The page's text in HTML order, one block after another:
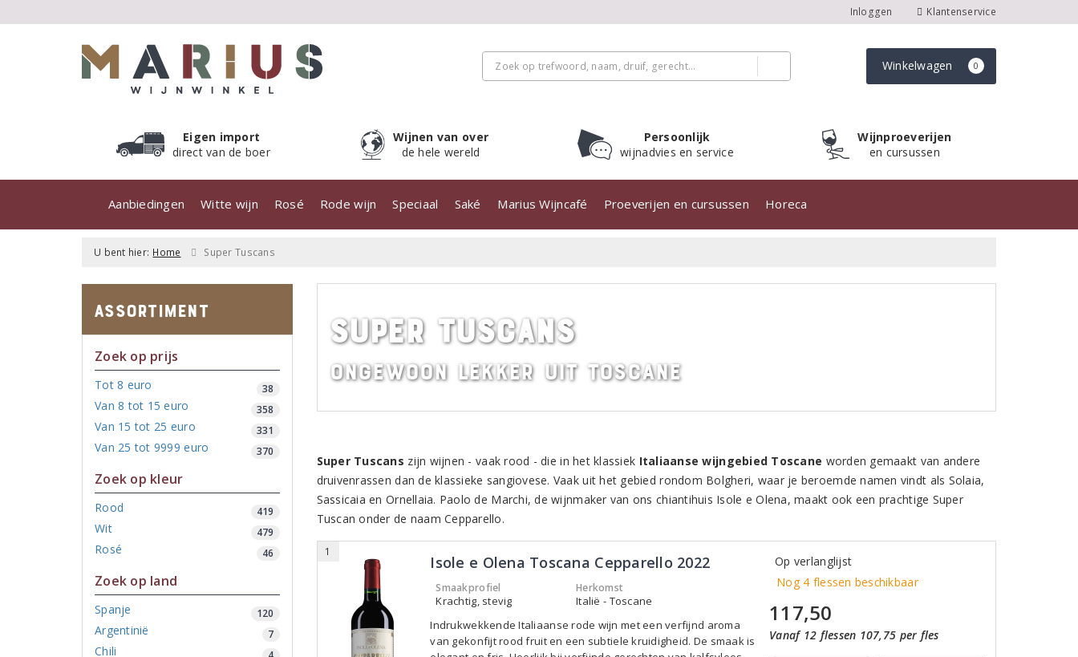
Inloggen Klantenservice
Winkelwagen 0
Eigen import
direct van de boer
Wijnen van over
de hele wereld
Persoonlijk
wijnadvies en service
Wijnproeverijen
en cursussen
Aanbiedingen Witte wijn Rosé Rode wijn Speciaal Saké Marius Wijncafé Proeverijen en cursussen Horeca
U bent hier: Home Super Tuscans
Assortiment
Zoek op prijs
Tot 8 euro 38
Van 8 tot 15 euro 358
Van 15 tot 25 euro 331
Van 25 tot 9999 euro 370
Zoek op kleur
Rood 419
Wit 479
Rosé 46
Zoek op land
Spanje 120
Argentinië 7
Chili
Super Tuscans
Ongewoon lekker uit Toscane
Super Tuscans zijn wijnen - vaak rood - die in het klassiek Italiaanse wijngebied Toscane worden gemaakt van andere
druivenrassen dan de klassieke sangiovese. Vaak uit het gebied rondom Bolgheri, waar je beroemde namen vindt als Solaia,
Sassicaia en Ornellaia. Paolo de Marchi, de wijnmaker van ons chiantihuis Isole e Olena, maakt ook een prachtige Super
Tuscan onder de naam Cepparello.
1
Isole e Olena Toscana Cepparello 2022
Smaakprofiel
Krachtig, stevig
Herkomst
Italië - Toscane
Indrukwekkende Italiaanse rode wijn met een verfijnd aroma
van gekonfijt rood fruit en een subtiele kruidigheid. De smaak is
Op verlanglijst
Nog 4 flessen beschikbaar
117,50
Vanaf 12 flessen 107,75 per fles